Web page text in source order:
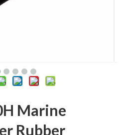
Marine
Rubber